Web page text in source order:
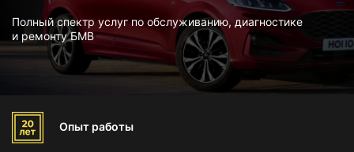
Полный спектр услуг по обслуживанию, диагностике
и ремонту БМВ
Опыт работы